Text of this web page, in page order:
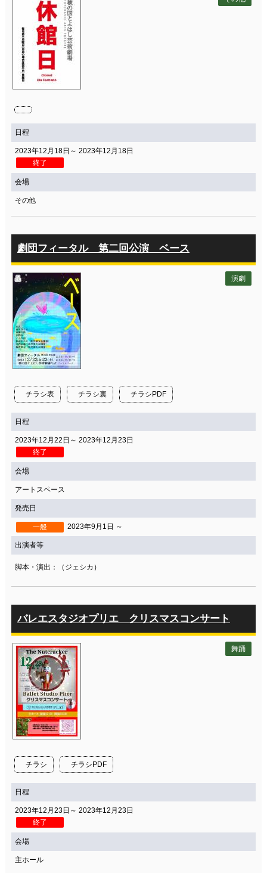
日程
2023年12月18日～ 2023年12月18日
終了
会場
その他
劇団フィータル 第二回公演 ベース
チラシ表 チラシ裏 チラシPDF
演劇
日程
2023年12月22日～ 2023年12月23日
終了
会場
アートスペース
発売日
一般 2023年9月1日 ～
出演者等
脚本・演出：（ジェシカ）
バレエスタジオプリエ クリスマスコンサート
チラシ チラシPDF
舞踊
日程
2023年12月23日～ 2023年12月23日
終了
会場
主ホール